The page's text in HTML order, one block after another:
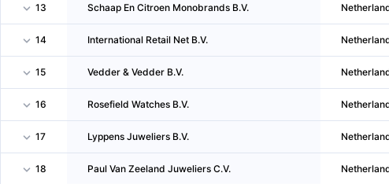
13 Schaap En Citroen Monobrands B.V.
14 International Retail Net B.V.
15 Vedder & Vedder B.V.
16 Rosefield Watches B.V.
17 Lyppens Juweliers B.V.
18 Paul Van Zeeland Juweliers C.V.